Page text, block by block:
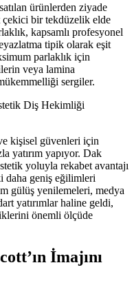
ürünlerden ziyade
çekici bir tekdüzelik elde
kapsamlı profesyonel
tipik olarak eşit
parlaklık için
veya lamina
sergiler.
Diş Hekimliği
kişisel güvenleri için
yatırım yapıyor. Dak
yoluyla rekabet avantajı
daha geniş eğilimleri
gülüş yenilemeleri, medya
yatırımlar haline geldi,
önemli ölçüde
İmajını